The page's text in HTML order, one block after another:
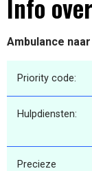
Info
Ambulance
Priority code:
Hulpdiensten:
Precieze